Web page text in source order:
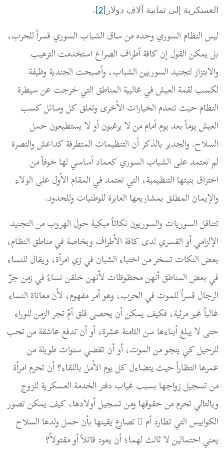
العسكرية إلى ثمانية آلاف دولار .[2]
ليس النظام السوري وحده من ساق الشباب السوري قسراً للحرب،
بل يمكن القول إن كافة أطراف الصراع استخدمت الترهيب
والابتزاز لتجنيد السوريين الشباب، وأصبحت الجندية وظيفة
لكسب لقمة العيش في غالبية المناطق التي خرجت عن سيطرة
النظام حيث تنعدم الخيارات الأخرى وتغلق كل وسائل كسب
العيش يوماً بعد يوم أمام من لا يرغبون أو لا يستطيعون حمل
السلاح. والجدير بالذكر أن التنظيمات المتطرفة كداعش والنصرة
لم تعتمد على الشباب السوري كعماد أساسي لها خوفاً من
اختراق بنيتها التنظيمية، التي تعتمد في المقام الأول على الولاء
والإيمان المطلق بمشاريعها العابرة للوطنيات وللحدود.
تتناقل السوريات والسوريون نكاتاً مبكية حول الهروب من التجنيد
الإلزامي أو القسري لدى كافة الأطراف وبخاصة في مناطق النظام،
بعض النكات تسخر من اختباء الشبان في زي امرأة، ويقال للنساء
في بعض المناطق أنهن محظوظات لأنهن خلقن نساءً في زمن جرّ
الرجال قسراً للموت في الحرب، وهو أمر مفهوم، لأن معاناة النساء
غالباً غير مرئية، فكيف يمكن أن يحصى قلق أمّ تجر الزمن للوراء
حتى لا يبلغ أبناءها سن الثامنة عشرة، أو أن تدفع عاشقة من تحب
للرحيل كي ينجو من الموت، أو أن تقضي سنوات طويلة من
عمرها انتظاراً حيث يتضاءل كل يوم الأمل باللقاء؟ أن تحرم امرأة
من تسجيل زواجها بسبب غياب دفتر الخدمة العسكرية للزوج
وبالتالي تحرم من حقوقها ومن تسجيل أولادها، كيف يمكن تصور
الكوابيس التي تطارد أم ّ تصارع يقينها بأن حمل ولدها السلاح
يعني احتمالين لا ثالث لهما؛ أن يعود قاتلاً أو مقتولاً؟